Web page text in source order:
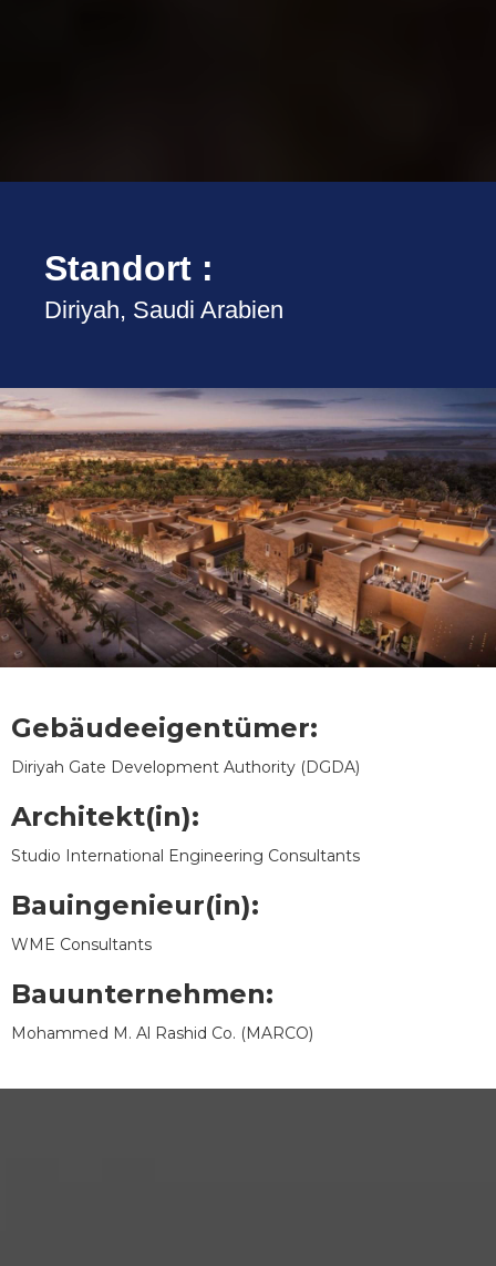
Standort :
Diriyah, Saudi Arabien
Gebäudeeigentümer:
Diriyah Gate Development Authority (DGDA)
Architekt(in):
Studio International Engineering Consultants
Bauingenieur(in):
WME Consultants
Bauunternehmen:
Mohammed M. Al Rashid Co. (MARCO)